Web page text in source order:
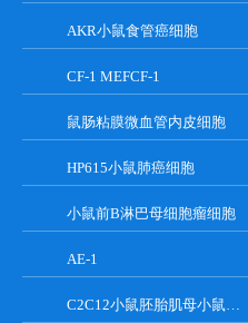
AKR小鼠食管癌细胞
CF-1 MEFCF-1
鼠肠粘膜微血管内皮细胞
HP615小鼠肺癌细胞
小鼠前B淋巴母细胞瘤细胞
AE-1
C2C12小鼠胚胎肌母小鼠胚胎肌母细胞